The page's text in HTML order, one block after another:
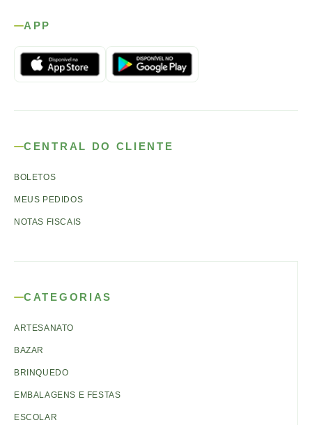
APP
CENTRAL DO CLIENTE
BOLETOS
MEUS PEDIDOS
NOTAS FISCAIS
CATEGORIAS
ARTESANATO
BAZAR
BRINQUEDO
EMBALAGENS E FESTAS
ESCOLAR